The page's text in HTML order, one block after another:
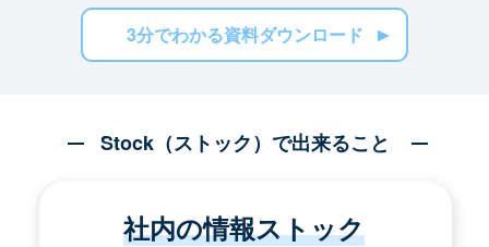
3分でわかる資料ダウンロード
Stock（ストック）で出来ること
社内の情報ストック